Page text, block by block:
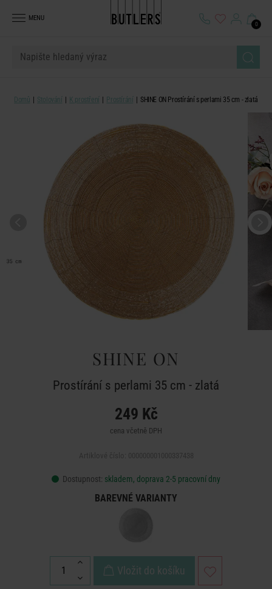
MENU
0
Domů Stolování K prostření Prostírání SHINE ON Prostírání s perlami 35 cm - zlatá
SHINE ON
Prostírání s perlami 35 cm - zlatá
249 Kč
cena včetně DPH
Dostupnost: skladem, doprava 2-5 pracovní dny
BAREVNÉ VARIANTY
Vložit do košíku